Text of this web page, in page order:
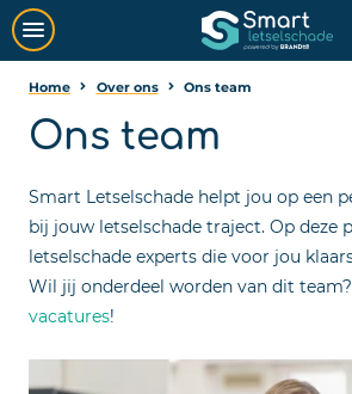
Home Over ons Ons team
Ons team
Smart Letselschade helpt jou op een
bij jouw letselschade traject. Op deze
letselschade experts die voor jou
Wil jij onderdeel worden van dit
vacatures!